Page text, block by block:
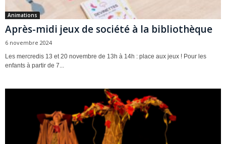
Animations
Après-midi jeux de société à la bibliothèque
6 novembre 2024
Les mercredis 13 et 20 novembre de 13h à 14h : place aux jeux ! Pour les
enfants à partir de 7...